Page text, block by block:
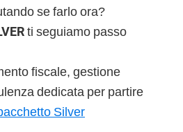
se farlo ora?
ti seguiamo passo
fiscale, gestione
dedicata per partire
Silver